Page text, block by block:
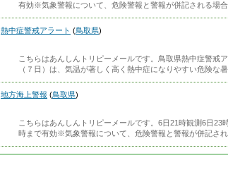
有効※気象警報について、危険警報と警報が併記される場
熱中症警戒アラート (鳥取県)
こちらはあんしんトリピーメールです。鳥取県熱中症警戒
（７日）は、気温が著しく高く熱中症になりやすい危険な
地方海上警報 (鳥取県)
こちらはあんしんトリピーメールです。6日21時観測6日23
時まで有効※気象警報について、危険警報と警報が併記さ